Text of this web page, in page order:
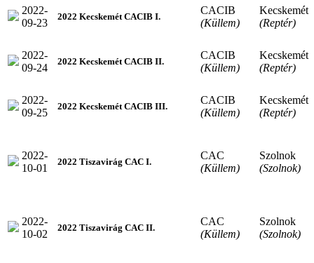
2022-
09-23
2022 Kecskemét CACIB I.
CACIB
(Küllem)
Kecskemét
(Reptér)
2022-
09-24
2022 Kecskemét CACIB II.
CACIB
(Küllem)
Kecskemét
(Reptér)
2022-
09-25
2022 Kecskemét CACIB III.
CACIB
(Küllem)
Kecskemét
(Reptér)
2022-
10-01
2022 Tiszavirág CAC I.
CAC
(Küllem)
Szolnok
(Szolnok)
2022-
10-02
2022 Tiszavirág CAC II.
CAC
(Küllem)
Szolnok
(Szolnok)